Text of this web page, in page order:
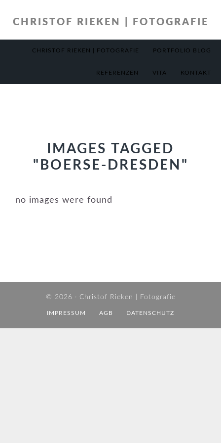
Hauptnavigation
Inhalt
CHRISTOF RIEKEN | FOTOGRAFIE
CHRISTOF RIEKEN | FOTOGRAFIE PORTFOLIO BLOG
REFERENZEN VITA KONTAKT
IMAGES TAGGED
"BOERSE-DRESDEN"
no images were found
© 2026 · Christof Rieken | Fotografie
IMPRESSUM AGB DATENSCHUTZ